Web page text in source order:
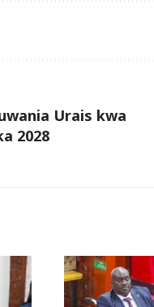
Urais kwa
2028